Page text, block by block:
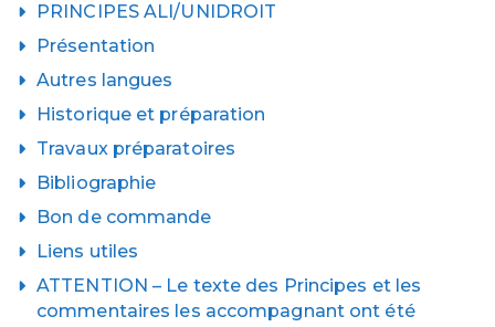
PRINCIPES ALI/UNIDROIT
Présentation
Autres langues
Historique et préparation
Travaux préparatoires
Bibliographie
Bon de commande
Liens utiles
ATTENTION – Le texte des Principes et les
commentaires les accompagnant ont été